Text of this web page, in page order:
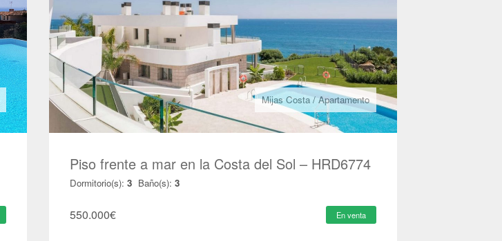
Mijas Costa/ Apartamento
Piso frente a mar en la Costa del Sol – HRD6774
Dormitorio(s): 3 Baño(s): 3
550.000€ En venta